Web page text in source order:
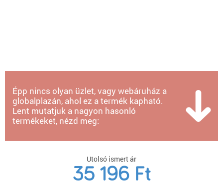
Épp nincs olyan üzlet, vagy webáruház a
globalplazán, ahol ez a termék kapható.
Lent mutatjuk a nagyon hasonló
termékeket, nézd meg:
Utolsó ismert ár
35 196 Ft